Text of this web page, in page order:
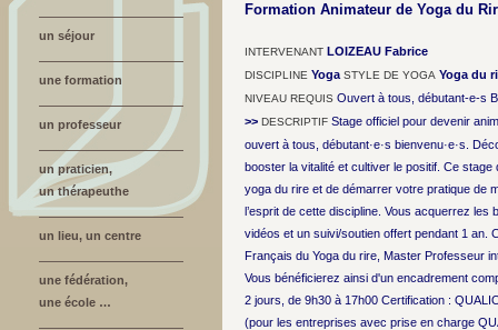
un séjour
une formation
un professeur
un praticien,
un thérapeuthe
un lieu, un centre
une fédération,
une école …
Formation Animateur de Yoga du
INTERVENANT LOIZEAU Fabrice
DISCIPLINE Yoga STYLE DE YOGA Yoga du
NIVEAU REQUIS Ouvert à tous, débutant-e-s
>> DESCRIPTIF Stage officiel pour devenir
ouvert à tous, débutant·e·s bienvenu·e·s.
booster la vitalité et cultiver le positif. Ce
yoga du rire et de démarrer votre pratique de
l’esprit de cette discipline. Vous acquerrez
vidéos et un suivi/soutien offert pendant 1 an.
Français du Yoga du rire, Master Professeur
Vous bénéficierez ainsi d'un encadrement
2 jours, de 9h30 à 17h00 Certification :
(pour les entreprises avec prise en charge